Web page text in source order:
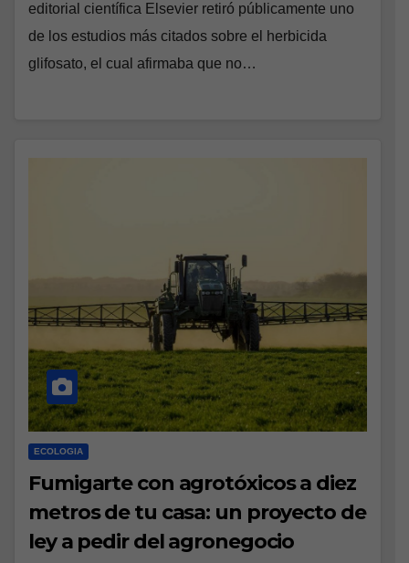
editorial científica Elsevier retiró públicamente uno
de los estudios más citados sobre el herbicida
glifosato, el cual afirmaba que no…
ECOLOGIA
Fumigarte con agrotóxicos a diez
metros de tu casa: un proyecto de
ley a pedir del agronegocio